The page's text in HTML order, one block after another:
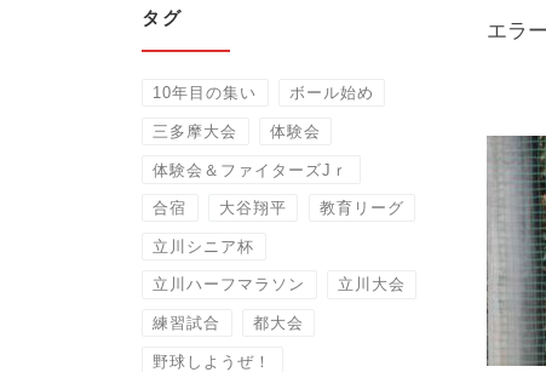
エラ
タグ
10年目の集い ボール始め
三多摩大会 体験会
体験会＆ファイターズJｒ
合宿 大谷翔平 教育リーグ
立川シニア杯
立川ハーフマラソン 立川大会
練習試合 都大会
野球しようぜ！